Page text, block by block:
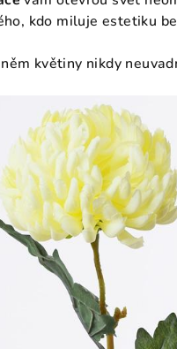
kdo miluje estetiku
květiny nikdy